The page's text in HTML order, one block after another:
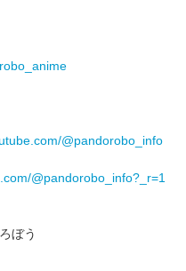
@pandorobo_info
@pandorobo_info?_r=1
ぼう